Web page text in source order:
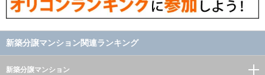
新築分譲マンション関連ランキング
新築分譲マンション